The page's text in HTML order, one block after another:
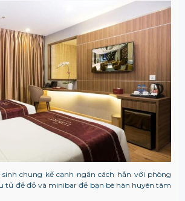
chung kế cạnh ngăn cách hẳn với phòng
tủ để đồ và minibar để bạn bè hàn huyên tâm